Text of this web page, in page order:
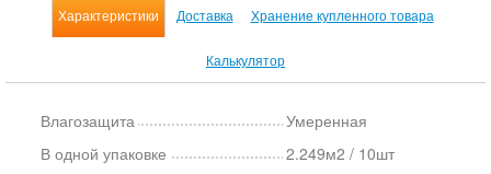
Характеристики Доставка Хранение купленного товара
Калькулятор
Влагозащита
Умеренная
В одной упаковке
2.249м2 / 10шт